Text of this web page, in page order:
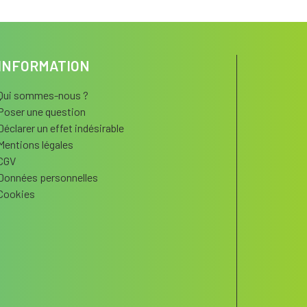
sommes-nous ?
une question
un effet indésirable
légales
personnelles